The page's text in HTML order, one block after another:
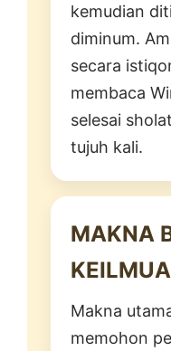
kemudian
diminum.
secara
membaca
selesai
tujuh kali.
MAKNA
Makna
memohon